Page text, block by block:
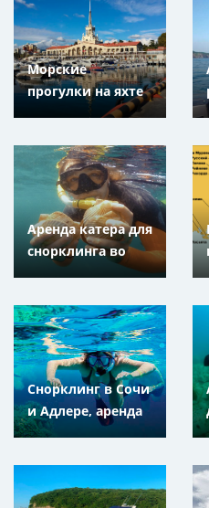
Морские
прогулки на яхте
в Сочи и Адлере,
край
Аренда катера для
снорклинга во
Владивостоке и
Приморский Край
Снорклинг в Сочи
и Адлере, аренда
катера для
маской, трубкой